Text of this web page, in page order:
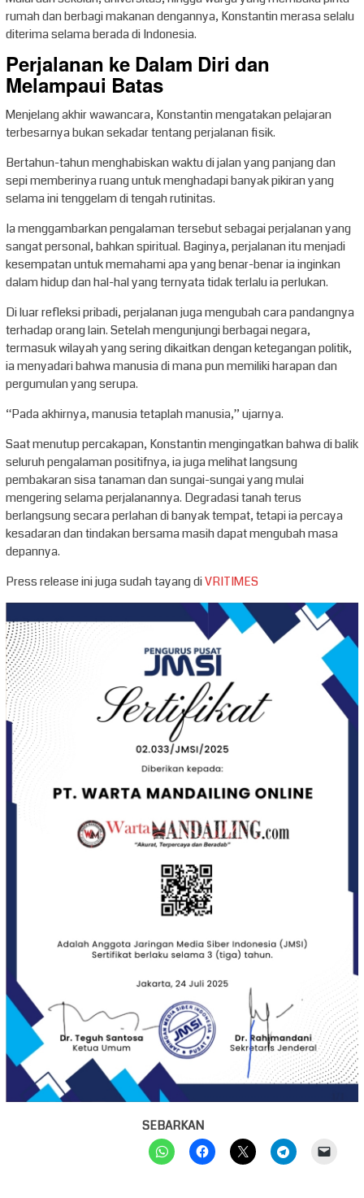
rumah dan berbagi makanan dengannya, Konstantin merasa selalu
diterima selama berada di Indonesia.
Perjalanan ke Dalam Diri dan
Melampaui Batas
Menjelang akhir wawancara, Konstantin mengatakan pelajaran
terbesarnya bukan sekadar tentang perjalanan fisik.
Bertahun-tahun menghabiskan waktu di jalan yang panjang dan
sepi memberinya ruang untuk menghadapi banyak pikiran yang
selama ini tenggelam di tengah rutinitas.
Ia menggambarkan pengalaman tersebut sebagai perjalanan yang
sangat personal, bahkan spiritual. Baginya, perjalanan itu menjadi
kesempatan untuk memahami apa yang benar-benar ia inginkan
dalam hidup dan hal-hal yang ternyata tidak terlalu ia perlukan.
Di luar refleksi pribadi, perjalanan juga mengubah cara pandangnya
terhadap orang lain. Setelah mengunjungi berbagai negara,
termasuk wilayah yang sering dikaitkan dengan ketegangan politik,
ia menyadari bahwa manusia di mana pun memiliki harapan dan
pergumulan yang serupa.
“Pada akhirnya, manusia tetaplah manusia,” ujarnya.
Saat menutup percakapan, Konstantin mengingatkan bahwa di balik
seluruh pengalaman positifnya, ia juga melihat langsung
pembakaran sisa tanaman dan sungai-sungai yang mulai
mengering selama perjalanannya. Degradasi tanah terus
berlangsung secara perlahan di banyak tempat, tetapi ia percaya
kesadaran dan tindakan bersama masih dapat mengubah masa
depannya.
Press release ini juga sudah tayang diVRITIMES
SEBARKAN